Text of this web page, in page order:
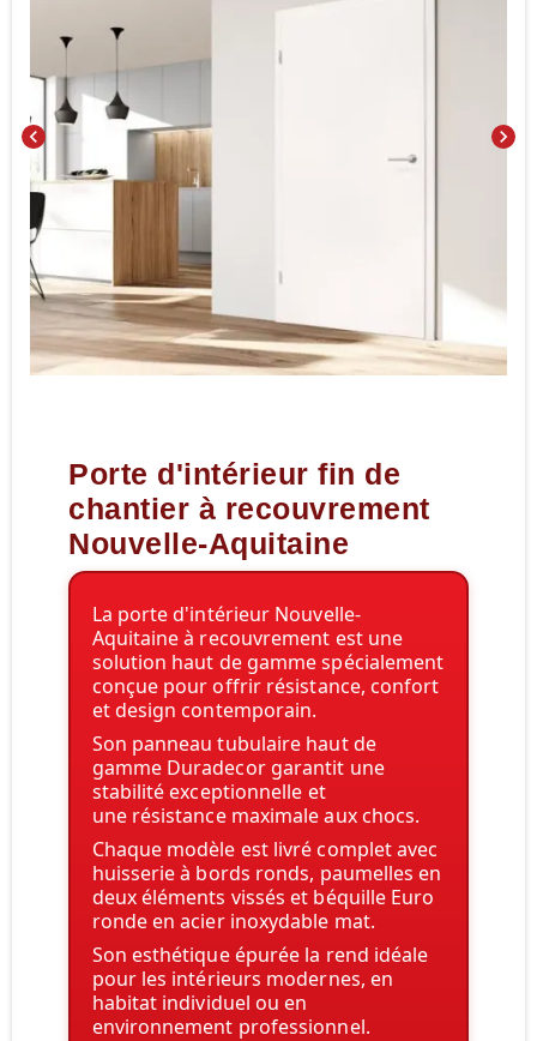
chevron_left chevron_right
Porte d'intérieur fin de
chantier à recouvrement
Nouvelle-Aquitaine
La porte d'intérieur Nouvelle-
Aquitaine à recouvrement est une
solution haut de gamme spécialement
conçue pour offrir résistance, confort
et design contemporain.
Son panneau tubulaire haut de
gamme Duradecorgarantit une
stabilité exceptionnelle et
une résistance maximale aux chocs.
Chaque modèle est livré complet avec
huisserie à bords ronds, paumelles en
deux éléments vissés et béquille Euro
ronde enacier inoxydable mat.
Son esthétique épurée la rend idéale
pour les intérieurs modernes, en
habitat individuel ou en
environnement professionnel.